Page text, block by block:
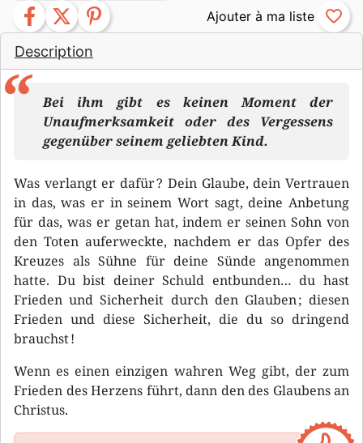
Description
Bei ihm gibt es keinen Moment der
Unaufmerksamkeit oder des Vergessens
gegenüber seinem geliebten Kind.
Was verlangt er dafür ? Dein Glaube, dein Vertrauen
in das, was er in seinem Wort sagt, deine Anbetung
für das, was er getan hat, indem er seinen Sohn von
den Toten auferweckte, nachdem er das Opfer des
Kreuzes als Sühne für deine Sünde angenommen
hatte. Du bist deiner Schuld entbunden… du hast
Frieden und Sicherheit durch den Glauben ; diesen
Frieden und diese Sicherheit, die du so dringend
brauchst !
Wenn es einen einzigen wahren Weg gibt, der zum
Frieden des Herzens führt, dann den des Glaubens an
Christus.
facebook twitter pinterest favorite_border